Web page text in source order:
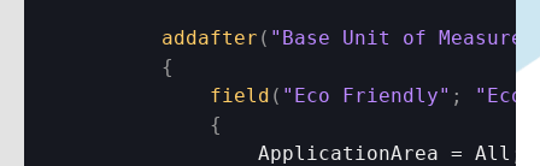
addafter ( "Base Unit of Measure"
{
field ( "Eco Friendly" ;
"Eco
{
ApplicationArea = All